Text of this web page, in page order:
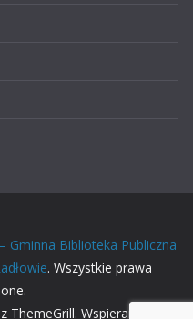
Gminna Biblioteka Publiczna
. Wszystkie prawa
Wspierane przez